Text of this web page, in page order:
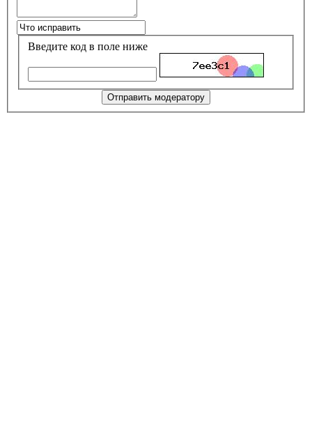
Введите код в поле ниже
Отправить модератору